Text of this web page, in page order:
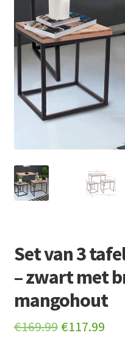
Retourboxen
Set van 3
– zwart met
mangohout
€169.99 Original
€117.99